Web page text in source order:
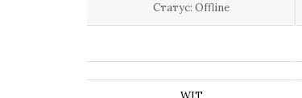
Статус: Offline